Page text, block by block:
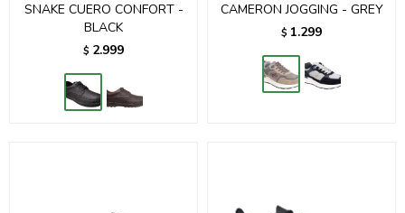
SNAKE CUERO CONFORT -
BLACK
$ 2.999
CAMERON JOGGING - GREY
$ 1.299